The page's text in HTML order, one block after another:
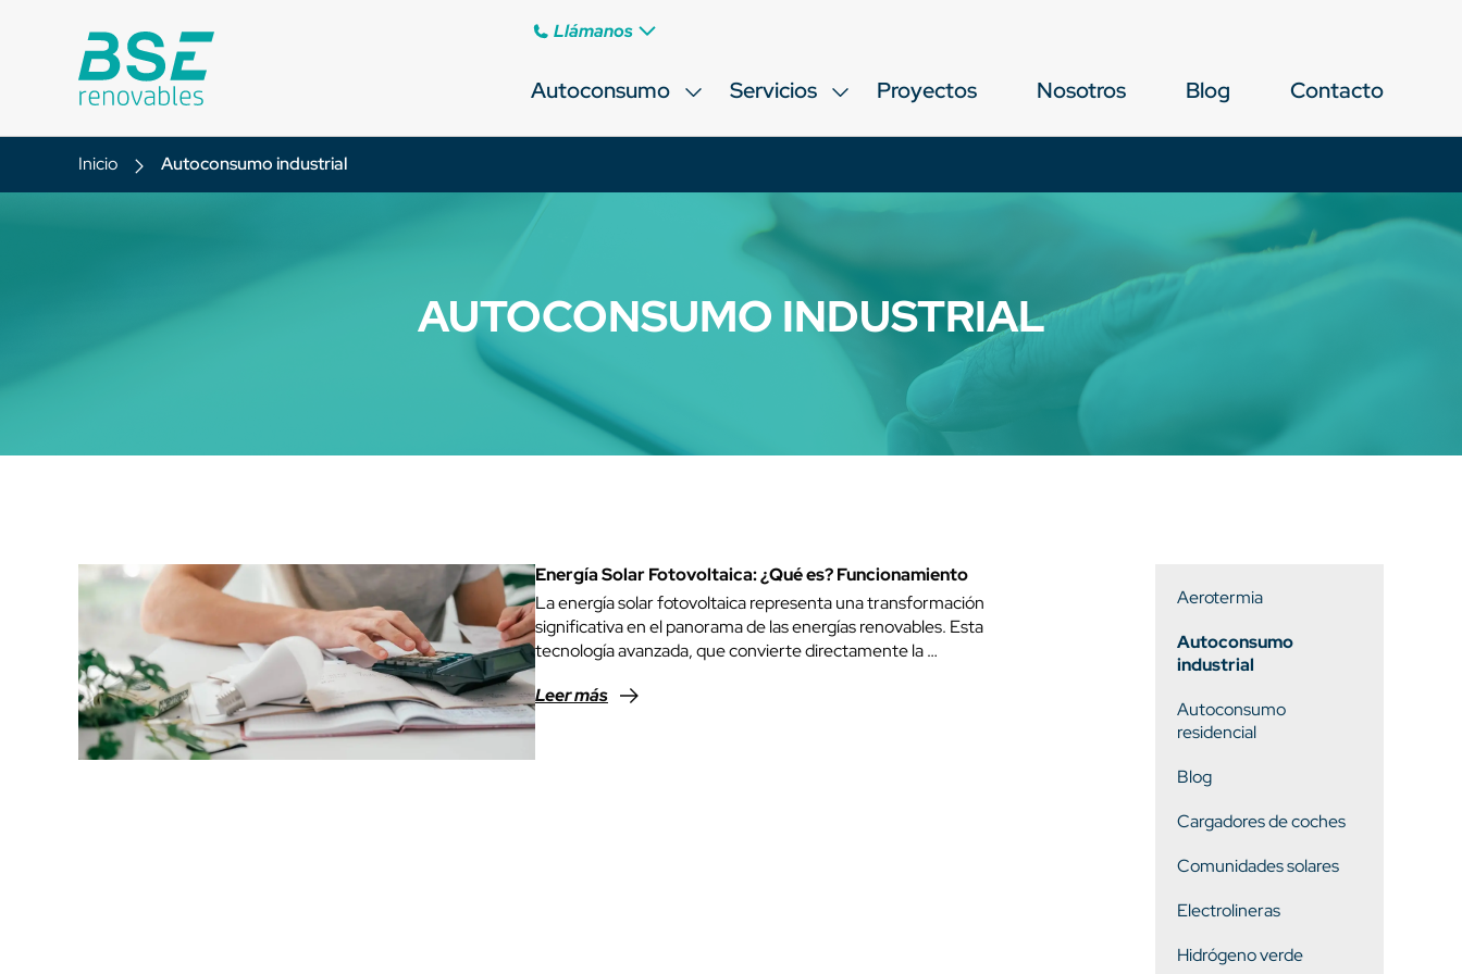
Llámanos
Autoconsumo Servicios Proyectos Nosotros Blog Contacto
Inicio Autoconsumo industrial
AUTOCONSUMO INDUSTRIAL
Energía Solar Fotovoltaica: ¿Qué es? Funcionamiento
La energía solar fotovoltaica representa una transformación
significativa en el panorama de las energías renovables. Esta
tecnología avanzada, que convierte directamente la …
Leer más
Aerotermia
Autoconsumo
industrial
Autoconsumo
residencial
Blog
Cargadores de coches
Comunidades solares
Electrolineras
Hidrógeno verde